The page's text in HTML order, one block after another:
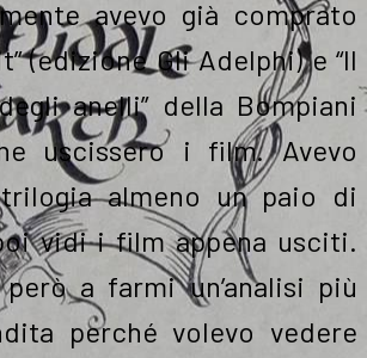
avevo già comprato
(edizione Gli Adelphi) e “Il
anelli” della Bompiani
uscissero i film. Avevo
almeno un paio di
vidi i film appena usciti.
a farmi un’analisi più
perché volevo vedere